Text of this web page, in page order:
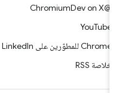
YouTube
Chrome للمطوّرين على LinkedIn
خلاصة RSS